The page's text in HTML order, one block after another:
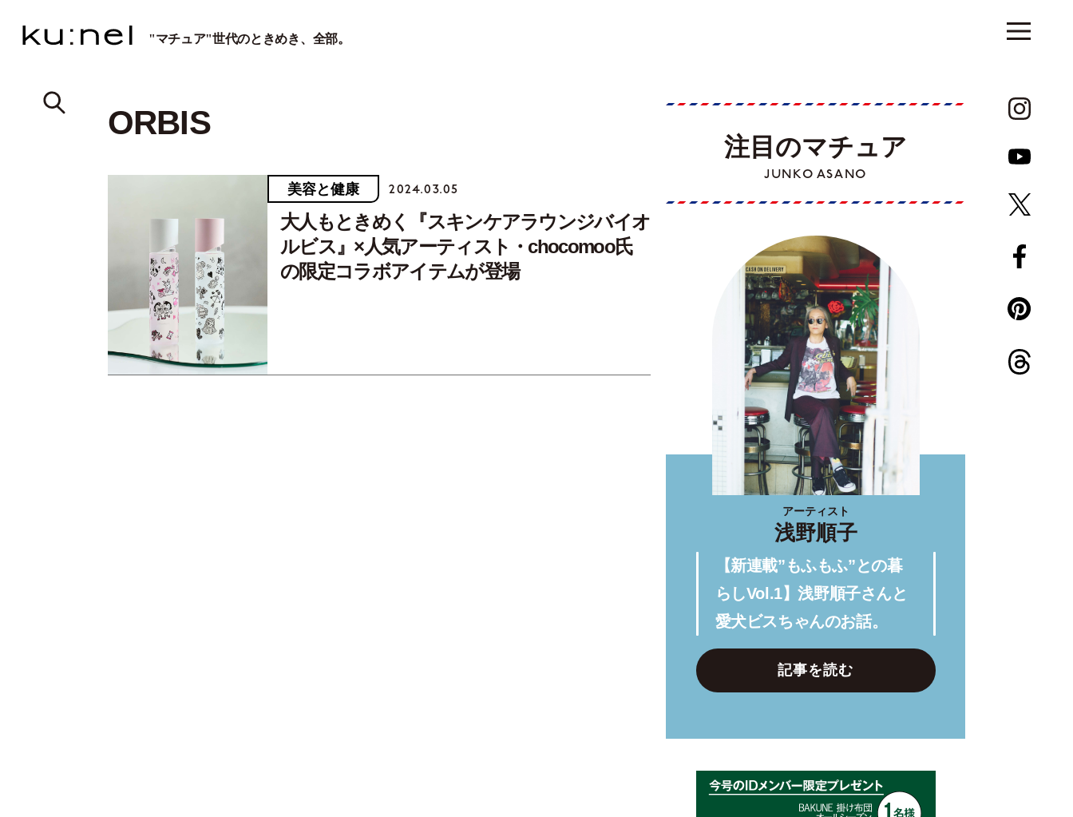
"マチュア"世代のときめき、全部。
ORBIS
美容と健康 2024.03.05
大人もときめく『スキンケアラウンジバイオ
ルビス』×人気アーティスト・chocomoo氏
の限定コラボアイテムが登場
注目のマチュア
JUNKO ASANO
アーティスト
浅野順子
【新連載”もふもふ”との暮
らしVol.1】浅野順子さんと
愛犬ビスちゃんのお話。
記事を読む